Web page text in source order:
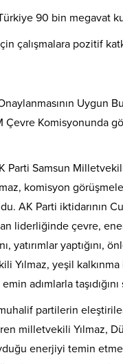
90 bin megavat
çalışmalara pozitif
Uygun
Çevre Komisyonunda
Parti Samsun
komisyon
AK Parti iktidarının
liderliğinde çevre,
yatırımlar yaptığını,
Yılmaz, yeşil
adımlarla
partilerin
milletvekili Yılmaz,
enerjiyi temin